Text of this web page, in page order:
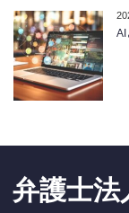
AI
弁護士法